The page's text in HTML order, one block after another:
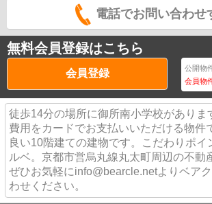
電話でお問い合わせ
無料会員登録はこちら
会員登録 公開物
会員物
徒歩14分の場所に御所南小学校がありま
費用をカードでお支払いいただける物件
良い10階建ての建物です。こだわりポイ
ルベ。京都市営烏丸線丸太町周辺の不動
ぜひお気軽にinfo@bearcle.netよりベア
わせください。